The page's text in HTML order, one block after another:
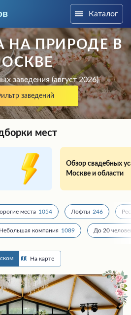
Каталог
НА ПРИРОДЕ В
заведения (август 2026)
заведений
мест
Обзор свадебных
Москве и области
места 1054 Лофты 246
Небольшая компания 1089 До 20
На карте